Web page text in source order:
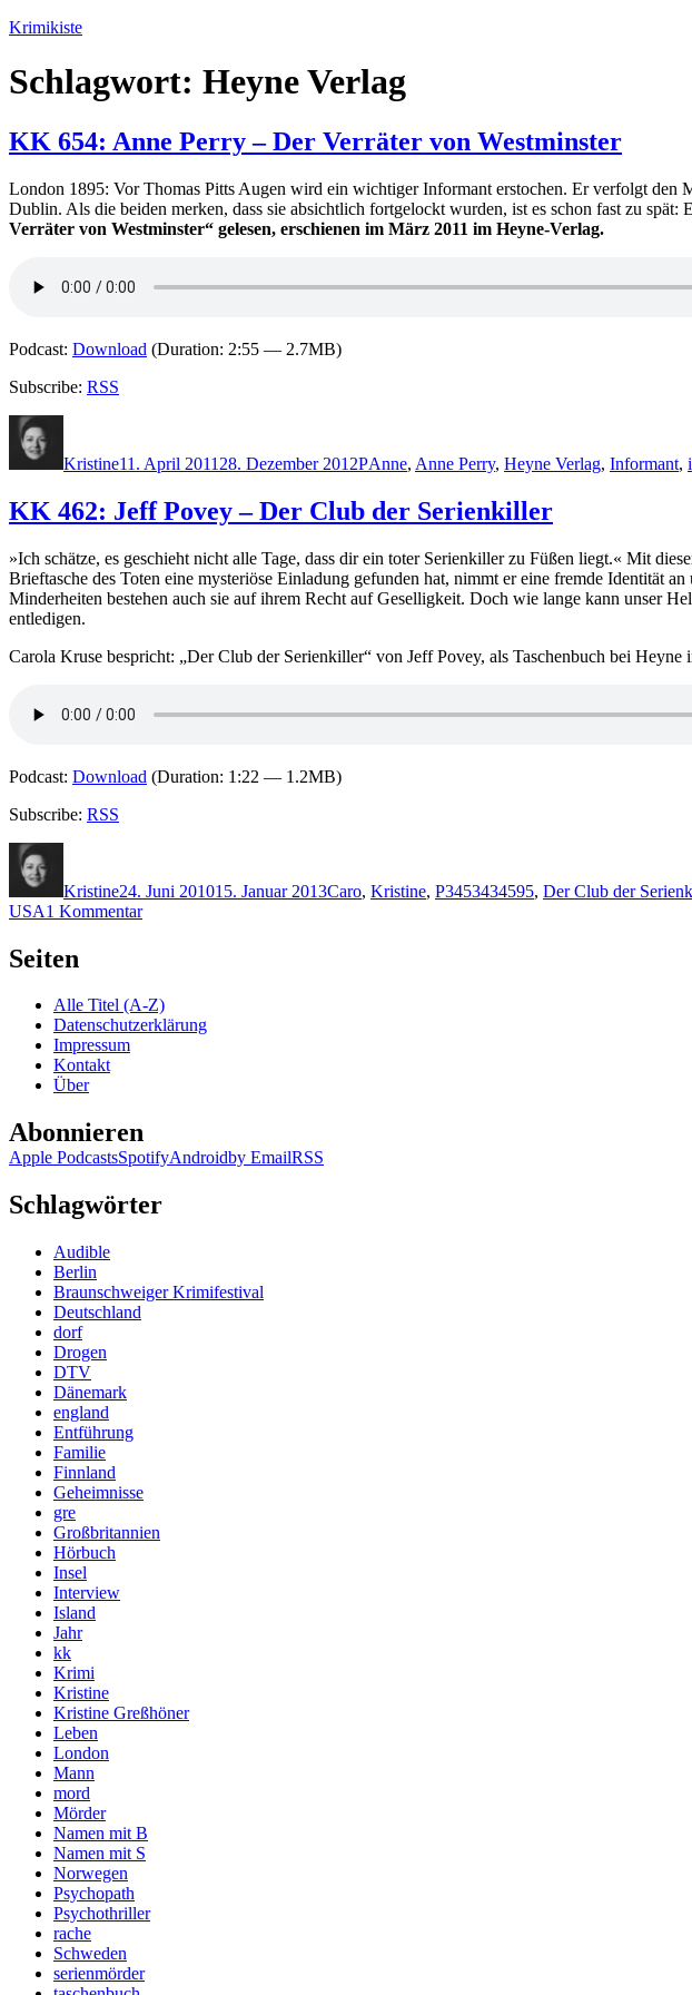
Zum
springen
Krimikiste
Schlagwort: Heyne Verlag
KK 654: Anne Perry – Der Verräter von Westminster
London 1895: Vor Thomas Pitts Augen wird ein wichtiger Informant erstochen. Er verfolgt den
Dublin. Als die beiden merken, dass sie absichtlich fortgelockt wurden, ist es schon fast zu
Verräter von Westminster“ gelesen, erschienen im März 2011 im Heyne-Verlag.
Podcast: Download (Duration: 2:55 — 2.7MB)
Subscribe: RSS
Kristine11. April 2011 28. Dezember 2012PAnne, Anne Perry, Heyne Verlag, Informant,
KK 462: Jeff Povey – Der Club der Serienkiller
»Ich schätze, es geschieht nicht alle Tage, dass dir ein toter Serienkiller zu Füßen liegt.« Mit
Brieftasche des Toten eine mysteriöse Einladung gefunden hat, nimmt er eine fremde Identität
Minderheiten bestehen auch sie auf ihrem Recht auf Geselligkeit. Doch wie lange kann unser
entledigen.
Carola Kruse bespricht: „Der Club der Serienkiller“ von Jeff Povey, als Taschenbuch bei Heyne
Podcast: Download (Duration: 1:22 — 1.2MB)
Subscribe: RSS
Kristine24. Juni 201015. Januar 2013Caro, Kristine, P3453434595, Der Club der
USA1 Kommentarzu
–
Der
Seiten
Alle Titel (A-Z)
Datenschutzerklärung
Impressum
Kontakt
Über
Abonnieren
Apple PodcastsSpotifyAndroidby EmailRSS
Schlagwörter
Audible
Berlin
Braunschweiger Krimifestival
Deutschland
dorf
Drogen
DTV
Dänemark
england
Entführung
Familie
Finnland
Geheimnisse
gre
Großbritannien
Hörbuch
Insel
Interview
Island
Jahr
kk
Krimi
Kristine
Kristine Greßhöner
Leben
London
Mann
mord
Mörder
Namen mit B
Namen mit S
Norwegen
Psychopath
Psychothriller
rache
Schweden
serienmörder